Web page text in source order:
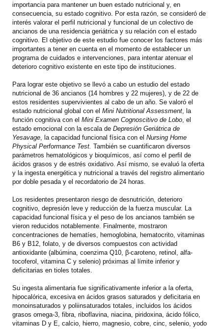
importancia para mantener un buen estado nutricional y, en
consecuencia, su estado cognitivo. Por esta razón, se consideró de
interés valorar el perfil nutricional y funcional de un colectivo de
ancianos de una residencia geriátrica y su relación con el estado
cognitivo. El objetivo de este estudio fue conocer los factores más
importantes a tener en cuenta en el momento de establecer un
programa de cuidados e intervenciones, para intentar atenuar el
deterioro cognitivo existente en este tipo de instituciones.
Para lograr este objetivo se llevó a cabo un estudio del estado
nutricional de 36 ancianos (14 hombres y 22 mujeres), y de 22 de
estos residentes supervivientes al cabo de un año. Se valoró el
estado nutricional global con el Mini Nutritional Assessment , la
función cognitiva con el Mini Examen Cognoscitivo de Lobo , el
estado emocional con la escala de Depresión Geriátrica de
Yesavage , la capacidad funcional física con el Nursing Home
Physical Performance Test. También se cuantificaron diversos
parámetros hematológicos y bioquímicos, así como el perfil de
ácidos grasos y de estrés oxidativo. Así mismo, se evaluó la oferta
y la ingesta energética y nutricional a través del registro alimentario
por doble pesada y el recordatorio de 24 horas.
Los residentes presentaron riesgo de desnutrición, deterioro
cognitivo, depresión leve y reducción de la fuerza muscular. La
capacidad funcional física y el peso de los ancianos también se
vieron reducidos notablemente. Finalmente, mostraron
concentraciones de hematíes, hemoglobina, hematocrito, vitaminas
B6 y B12, folato, y de diversos compuestos con actividad
antioxidante (albúmina, coenzima Q10, β-caroteno, retinol, alfa-
tocoferol, vitamina C y selenio) próximas al límite inferior y
deficitarias en tioles totales.
Su ingesta alimentaria fue significativamente inferior a la oferta,
hipocalórica, excesiva en ácidos grasos saturados y deficitaria en
monoinsaturados y poliinsaturados totales, incluidos los ácidos
grasos omega-3, fibra, riboflavina, niacina, piridoxina, ácido fólico,
vitaminas D y E, calcio, hierro, magnesio, cobre, cinc, selenio, yodo